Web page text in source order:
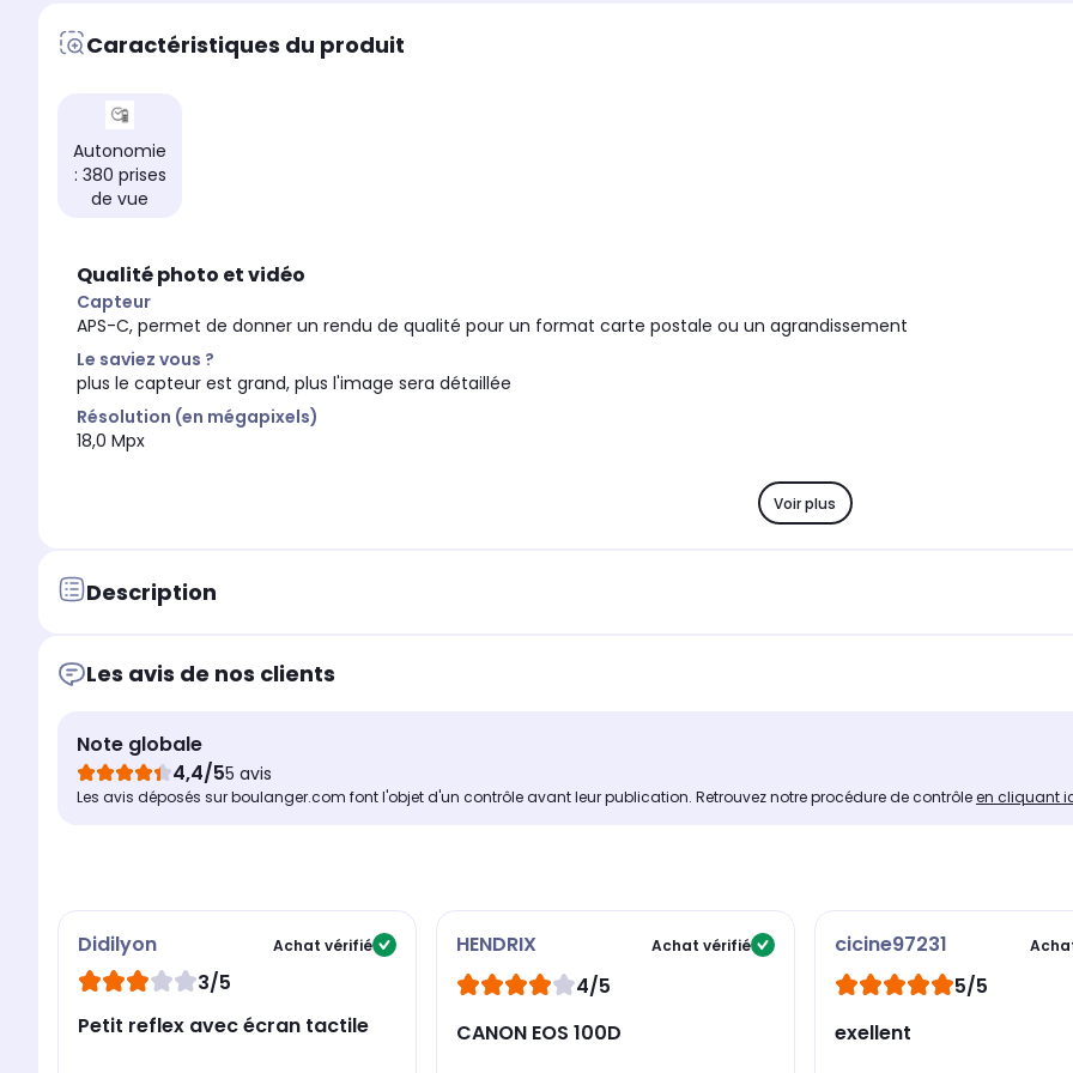
Dimensions l x h x p
11.68 x 9.07 x 6.94 cm
407,00 g
Dimensions l x h x p
Caractéristiques du produit
Autonomie
: 380 prises
de vue
Qualité photo et vidéo
Capteur
APS-C, permet de donner un rendu de qualité pour un format carte postale ou un agrandissement
Le saviez vous ?
plus le capteur est grand, plus l'image sera détaillée
Résolution (en mégapixels)
18,0 Mpx
Voir plus
Description
Les avis de nos clients
Note globale
4,4/55 avis
Les avis déposés sur boulanger.com font l'objet d'un contrôle avant leur publication. Retrouvez notre procédure de contrôleen cliquant
Didilyon Achat vérifié
3/5
Petit reflex avec écran tactile
HENDRIX Achat vérifié
4/5
CANON EOS 100D
cicine97231
5/5
exellent